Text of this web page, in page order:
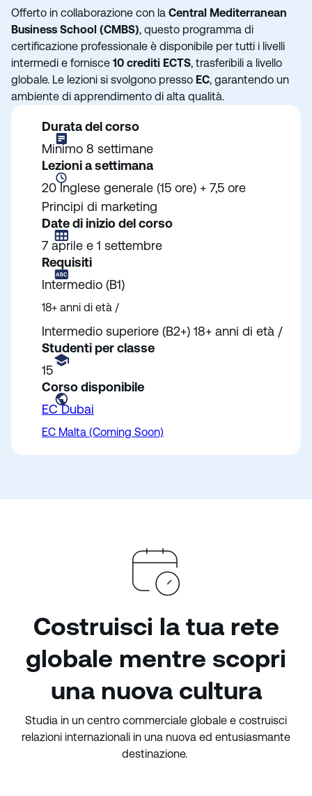
Offerto in collaborazione con la Central Mediterranean
Business School (CMBS), questo programma di
certificazione professionale è disponibile per tutti i livelli
intermedi e fornisce 10 crediti ECTS, trasferibili a livello
globale. Le lezioni si svolgono presso EC, garantendo un
ambiente di apprendimento di alta qualità.
Durata del corso
Minimo 8 settimane
Lezioni a settimana
20 Inglese generale (15 ore) + 7,5 ore
Principi di marketing
Date di inizio del corso
7 aprile e 1 settembre
Requisiti
Intermedio (B1)
18+ anni di età /
Intermedio superiore (B2+) 18+ anni di età /
Studenti per classe
15
Corso disponibile
EC Dubai
EC Malta (Coming Soon)
Costruisci la tua rete
globale mentre scopri
una nuova cultura
Studia in un centro commerciale globale e costruisci
relazioni internazionali in una nuova ed entusiasmante
destinazione.